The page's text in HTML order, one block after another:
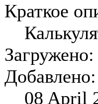
Краткое
Загружено:
Добавлено:
08 April